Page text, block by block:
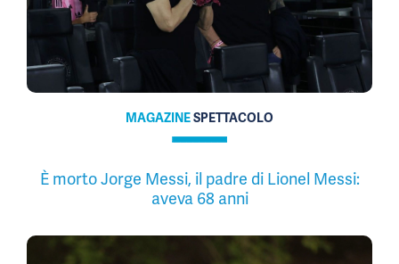
MAGAZINESPETTACOLO
È morto Jorge Messi, il padre di Lionel Messi:
aveva 68 anni